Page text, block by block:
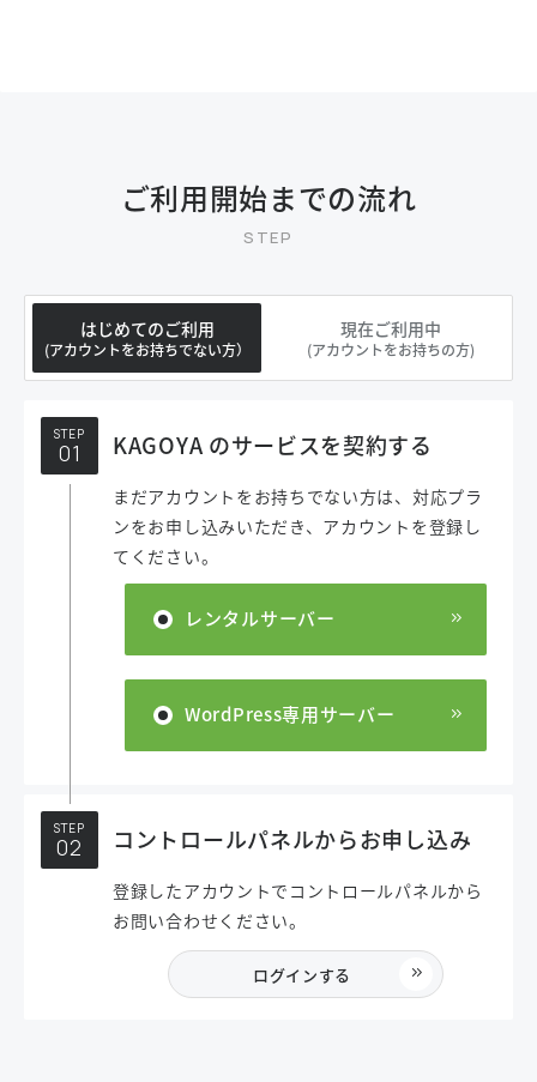
ご利用開始までの流れ
はじめてのご利用
(アカウントをお持ちでない方）
現在ご利用中
(アカウントをお持ちの方)
STEP KAGOYA のサービスを契約する
まだアカウントをお持ちでない方は、対応プラ
ンをお申し込みいただき、アカウントを登録し
てください。
レンタルサーバー
WordPress専用サーバー
STEP コントロールパネルからお申し込み
登録したアカウントでコントロールパネルから
お問い合わせください。
ログインする